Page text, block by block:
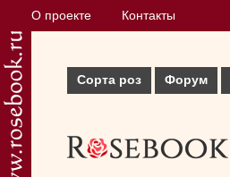
О проекте Контакты
Сорта роз Форум